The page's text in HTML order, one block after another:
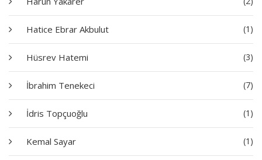
Hatice Ebrar Akbulut (1)
Hüsrev Hatemi (3)
İbrahim Tenekeci (7)
İdris Topçuoğlu (1)
Kemal Sayar (1)